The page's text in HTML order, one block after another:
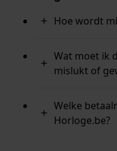
Hoe wordt
Wat moet ik
mislukt of
Welke
Horloge.be?